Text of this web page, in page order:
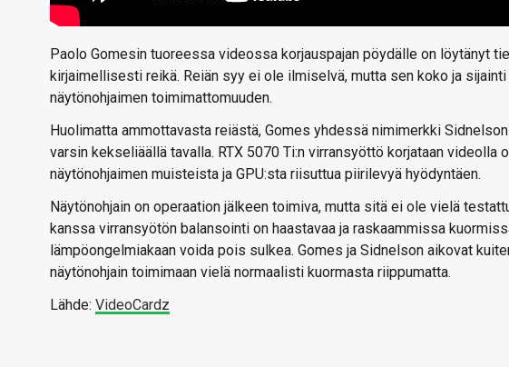
Paolo Gomesin tuoreessa videossa korjauspajan pöydälle on löytänyt
kirjaimellisesti reikä. Reiän syy ei ole ilmiselvä, mutta sen koko ja
näytönohjaimen toimimattomuuden.
Huolimatta ammottavasta reiästä, Gomes yhdessä nimimerkki
varsin kekseliäällä tavalla. RTX 5070 Ti:n virransyöttö korjataan videolla
näytönohjaimen muisteista ja GPU:sta riisuttua piirilevyä hyödyntäen.
Näytönohjain on operaation jälkeen toimiva, mutta sitä ei ole vielä
kanssa virransyötön balansointi on haastavaa ja raskaammissa
lämpöongelmiakaan voida pois sulkea. Gomes ja Sidnelson aikovat
näytönohjain toimimaan vielä normaalisti kuormasta riippumatta.
Lähde: VideoCardz